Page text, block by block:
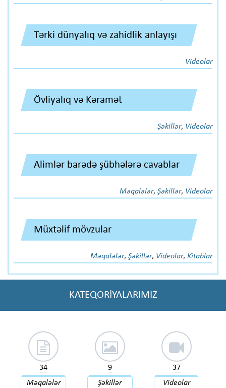
Tərki dünyalıq və zahidlik anlayışı
Videolar
Övliyalıq və Kəramət
Şəkillər, Videolar
Alimlər barədə şübhələrə cavablar
Məqalələr, Şəkillər, Videolar
Müxtəlif mövzular
Məqalələr, Şəkillər, Videolar, Kitablar
KATEQORİYALARIMIZ
34
Məqalələr
9
Şəkillər
37
Videolar